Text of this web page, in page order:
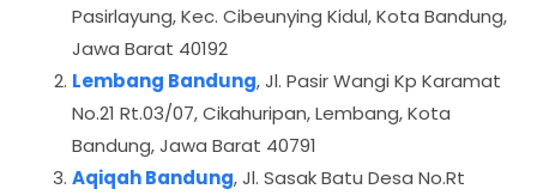
Pasirlayung, Kec. Cibeunying Kidul, Kota Bandung,
Jawa Barat 40192
Lembang Bandung, Jl. Pasir Wangi Kp Karamat
No.21 Rt.03/07, Cikahuripan, Lembang, Kota
Bandung, Jawa Barat 40791
Aqiqah Bandung, Jl. Sasak Batu Desa No.Rt